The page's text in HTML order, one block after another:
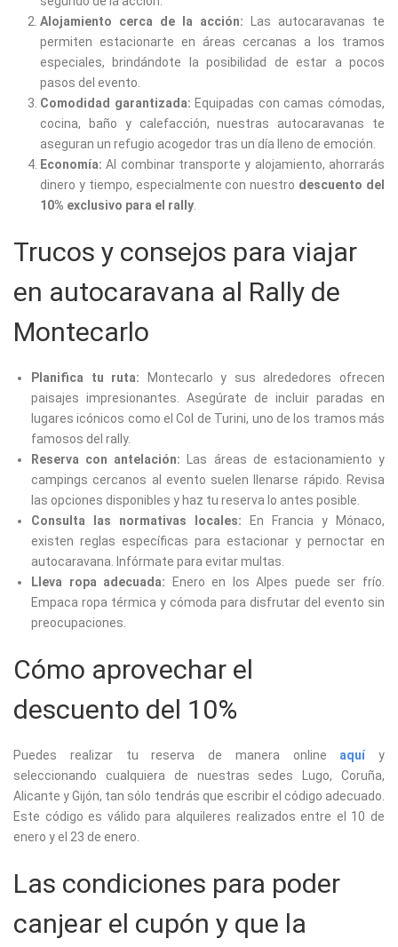
Alojamiento cerca de la acción: Las autocaravanas te
permiten estacionarte en áreas cercanas a los tramos
especiales, brindándote la posibilidad de estar a pocos
pasos del evento.
Comodidad garantizada: Equipadas con camas cómodas,
cocina, baño y calefacción, nuestras autocaravanas te
aseguran un refugio acogedor tras un día lleno de emoción.
Economía: Al combinar transporte y alojamiento, ahorrarás
dinero y tiempo, especialmente con nuestro descuento del
10% exclusivo para el rally
Trucos y consejos para viajar
en autocaravana al Rally de
Montecarlo
Planifica tu ruta: Montecarlo y sus alrededores ofrecen
paisajes impresionantes. Asegúrate de incluir paradas en
lugares icónicos como el Col de Turini, uno de los tramos más
famosos del rally.
Reserva con antelación:
Las áreas de estacionamiento y
campings cercanos al evento suelen llenarse rápido. Revisa
las opciones disponibles y haz tu reserva lo antes posible.
Consulta las normativas locales:
En Francia y Mónaco,
existen reglas específicas para estacionar y pernoctar en
autocaravana. Infórmate para evitar multas.
Lleva ropa adecuada:
Enero en los Alpes puede ser frío.
Empaca ropa térmica y cómoda para disfrutar del evento sin
preocupaciones.
Cómo aprovechar el
descuento del 10%
Puedes realizar tu reserva de manera online aquí y
seleccionando cualquiera de nuestras sedes Lugo, Coruña,
Alicante y Gijón, tan sólo tendrás que escribir el código adecuado.
Este código es válido para alquileres realizados entre el 10 de
enero y el 23 de enero.
Las condiciones para poder
canjear el cupón y que la